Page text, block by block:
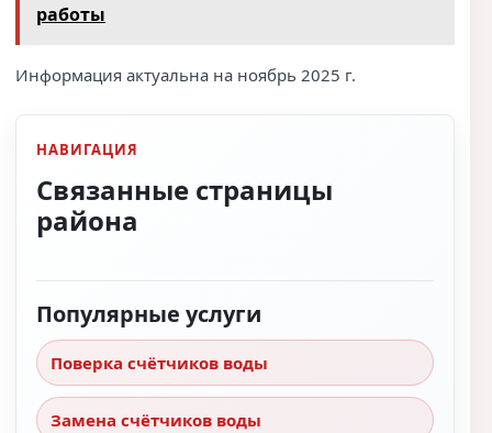
работы
Информация актуальна на ноябрь 2025 г.
НАВИГАЦИЯ
Связанные страницы
района
Популярные услуги
Поверка счётчиков воды
Замена счётчиков воды